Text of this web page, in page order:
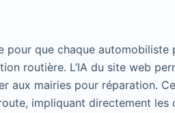
pour que chaque automobiliste
routière. L’IA du site web
aux mairies pour réparation.
impliquant directement les